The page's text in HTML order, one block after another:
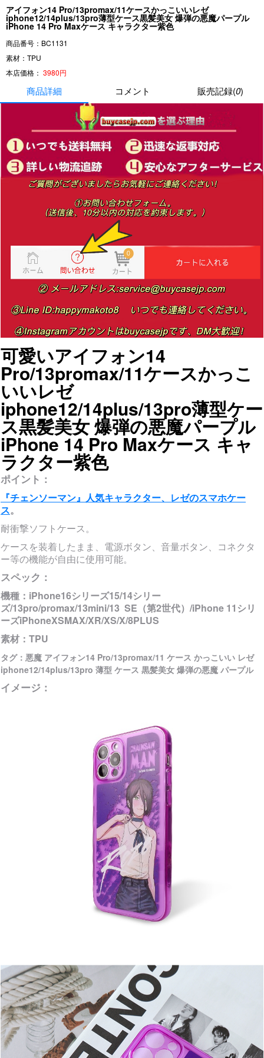
アイフォン14 Pro/13promax/11ケースかっこいいレゼ
iphone12/14plus/13pro薄型ケース黒髪美女 爆弾の悪魔パープル
iPhone 14 Pro Maxケース キャラクター紫色
商品番号：BC1131
素材：TPU
本店価格： 3980円
商品詳細 コメント 販売記録(0)
可愛いアイフォン14
Pro/13promax/11ケースかっこ
いいレゼ
iphone12/14plus/13pro薄型ケー
ス黒髪美女 爆弾の悪魔パープル
iPhone 14 Pro Maxケース キャ
ラクター紫色
ポイント：
『チェンソーマン』人気キャラクター、レゼのスマホケー
ス。
耐衝撃ソフトケース。
ケースを装着したまま、電源ボタン、音量ボタン、コネクタ
ー等の機能が自由に使用可能。
スペック：
機種： iPhone16シリーズ15/14シリー
ズ/13pro/promax/13mini/13 SE（第2世代）/iPhone 11シリ
ーズiPhoneXSMAX/XR/XS/X/8PLUS
素材：TPU
タグ：悪魔 アイフォン14 Pro/13promax/11 ケース かっこいい レゼ
iphone12/14plus/13pro 薄型 ケース 黒髪美女 爆弾の悪魔 パープル
イメージ：